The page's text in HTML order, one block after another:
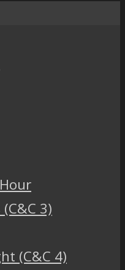
3)
(C&C 4)